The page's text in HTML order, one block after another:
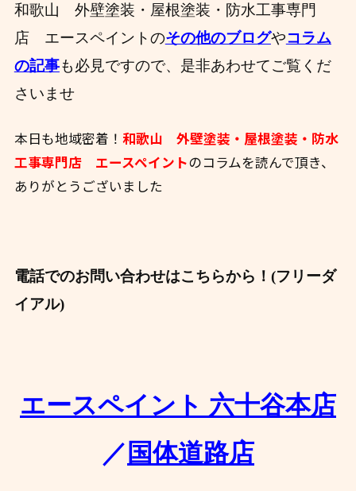
和歌山 外壁塗装・屋根塗装・防水工事専門
店 エースペイントのその他のブログやコラム
の記事も必見ですので、 是非あわせてご覧くだ
さいませ
本日も地域密着！ 和歌山 外壁塗装・屋根塗装・防水
工事専門店 エースペイントのコラムを読んで頂き、
ありがとうございました
電話でのお問い合わせはこちらから！(フリーダ
イアル)
エースペイント 六十谷本店
／ 国体道路店